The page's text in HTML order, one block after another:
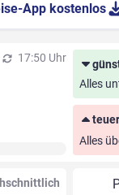
App kostenlos
17:50 Uhr
Alles
teuer
Alles